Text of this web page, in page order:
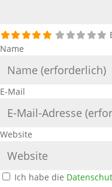
Name
E-Mail
Website
Ich habe die